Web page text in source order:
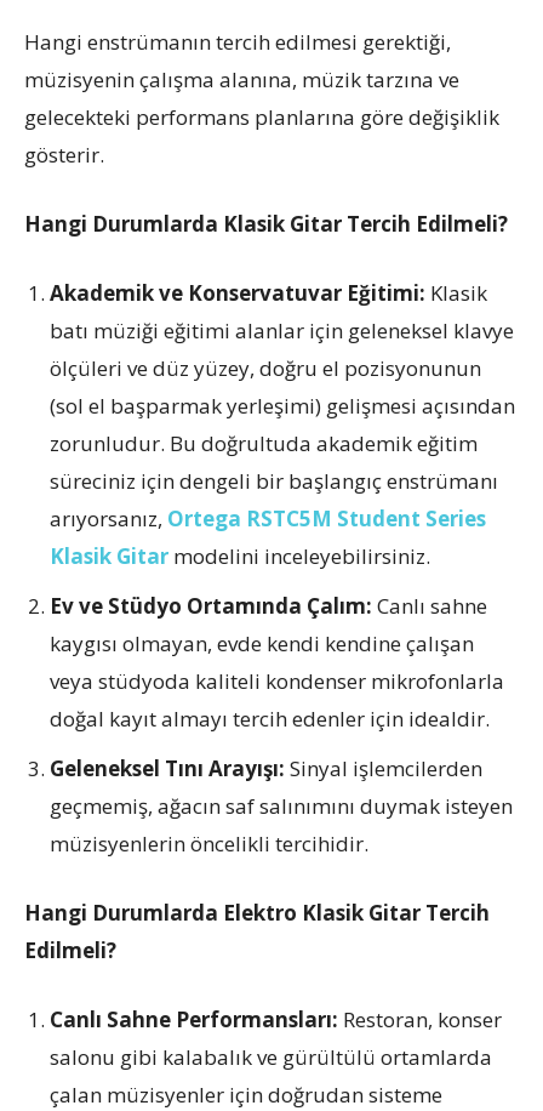
Hangi enstrümanın tercih edilmesi gerektiği,
müzisyenin çalışma alanına, müzik tarzına ve
gelecekteki performans planlarına göre değişiklik
gösterir.
Hangi Durumlarda Klasik Gitar Tercih Edilmeli?
Akademik ve Konservatuvar Eğitimi: Klasik
batı müziği eğitimi alanlar için geleneksel klavye
ölçüleri ve düz yüzey, doğru el pozisyonunun
(sol el başparmak yerleşimi) gelişmesi açısından
zorunludur. Bu doğrultuda akademik eğitim
süreciniz için dengeli bir başlangıç enstrümanı
arıyorsanız, Ortega RSTC5M Student Series
Klasik Gitar modelini inceleyebilirsiniz.
Ev ve Stüdyo Ortamında Çalım: Canlı sahne
kaygısı olmayan, evde kendi kendine çalışan
veya stüdyoda kaliteli kondenser mikrofonlarla
doğal kayıt almayı tercih edenler için idealdir.
Geleneksel Tını Arayışı: Sinyal işlemcilerden
geçmemiş, ağacın saf salınımını duymak isteyen
müzisyenlerin öncelikli tercihidir.
Hangi Durumlarda Elektro Klasik Gitar Tercih
Edilmeli?
Canlı Sahne Performansları: Restoran, konser
salonu gibi kalabalık ve gürültülü ortamlarda
çalan müzisyenler için doğrudan sisteme